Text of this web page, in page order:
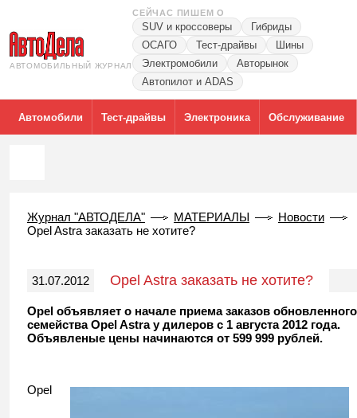
АВТОМОБИЛЬНЫЙ ЖУРНАЛ
СЕЙЧАС ПИШЕМ О
SUV и кроссоверы
Гибриды
ОСАГО
Тест-драйвы
Шины
Электромобили
Авторынок
Автопилот и ADAS
Автомобили Тест-драйвы Электроника Обслуживание
Журнал "АВТОДЕЛА" МАТЕРИАЛЫ
Новости
Opel Astra заказать не хотите?
31.07.2012 Opel Astra заказать не хотите?
Opel объявляет о начале приема заказов обновленного
семейства Opel Astra у дилеров с 1 августа 2012 года.
Объявленые цены начинаются от 599 999 рублей.
Opel